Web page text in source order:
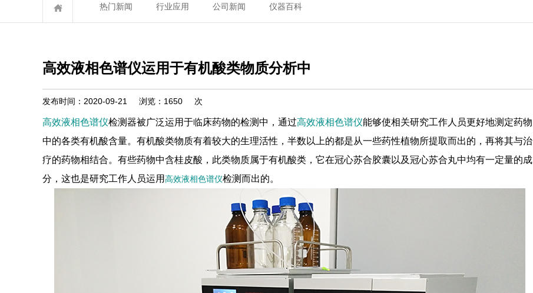
热门新闻 行业应用 公司新闻 仪器百科
高效液相色谱仪运用于有机酸类物质分析中
发布时间：2020-09-21 浏览： 1650 次
高效液相色谱仪检测器被广泛运用于临床药物的检测中，通过高效液相色谱仪能够使相关研究工作人员更好地测定药物
中的各类有机酸含量。有机酸类物质有着较大的生理活性，半数以上的都是从一些药性植物所提取而出的，再将其与治
疗的药物相结合。有些药物中含桂皮酸，此类物质属于有机酸类，它在冠心苏合胶囊以及冠心苏合丸中均有一定量的成
分，这也是研究工作人员运用高效液相色谱仪检测而出的。